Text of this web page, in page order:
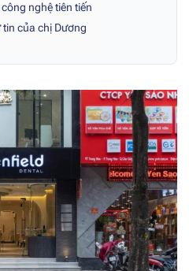
nghệ tiên tiến
của chị Dương